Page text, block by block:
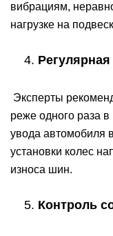
вибрациям,
нагрузке на
Эксперты
реже одного раза
увода автомобиля
установки колес
износа шин.
Контроль